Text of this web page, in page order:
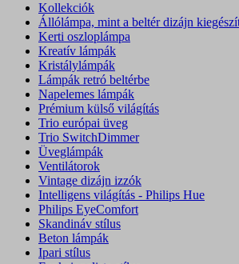
Kollekciók
Állólámpa, mint a beltér dizájn
Kerti oszloplámpa
Kreatív lámpák
Kristálylámpák
Lámpák retró beltérbe
Napelemes lámpák
Prémium külső világítás
Trio európai üveg
Trio SwitchDimmer
Üveglámpák
Ventilátorok
Vintage dizájn izzók
Intelligens világítás - Philips Hue
Philips EyeComfort
Skandináv stílus
Beton lámpák
Ipari stílus